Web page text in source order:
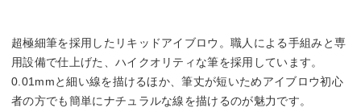
超極細筆を採用したリキッドアイブロウ。職人による手組みと専
用設備で仕上げた、ハイクオリティな筆を採用しています。
0.01mmと細い線を描けるほか、筆丈が短いためアイブロウ初心
者の方でも簡単にナチュラルな線を描けるのが魅力です。